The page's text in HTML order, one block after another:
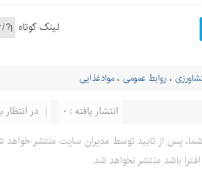
لینک کوتاه
،روابط عمومی ،موادغذایی
در انتظار انتشار یافته : 0
پس از تایید توسط مدیران سایت منتشر خواهد
باشد منتشر نخواهد شد.